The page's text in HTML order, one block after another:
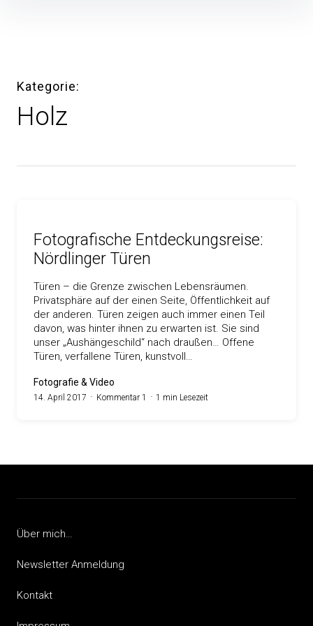
Kategorie
Holz
Fotografische Entdeckungsreise:
Nördlinger Türen
Türen – die Grenze zwischen Lebensräumen.
Privatsphäre auf der einen Seite, Öffentlichkeit auf
der anderen. Türen zeigen auch immer einen Teil
davon, was hinter ihnen zu erwarten ist. Sie sind
unser „Aushängeschild“ nach draußen… Offene
Türen, verfallene Türen, kunstvoll…
Fotografie & Video
14. April 2017 Kommentar 1 1 min Lesezeit
Über mich…
Newsletter Anmeldung
Kontakt